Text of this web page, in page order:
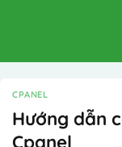
CPANEL
Hướng dẫn
Cpanel